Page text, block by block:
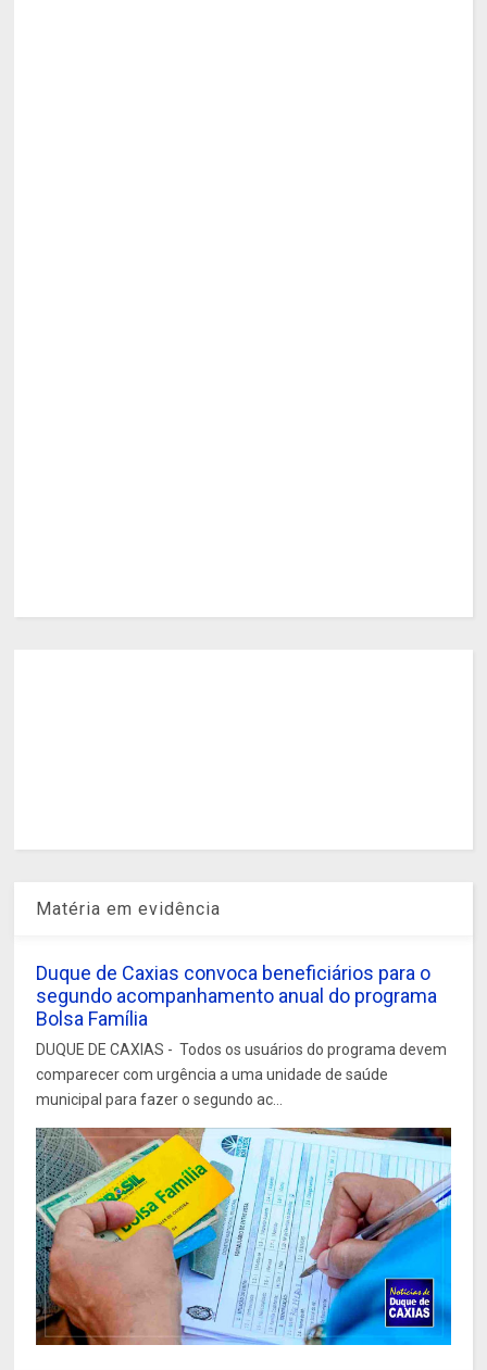
Matéria em evidência
Duque de Caxias convoca beneficiários para o
segundo acompanhamento anual do programa
Bolsa Família
DUQUE DE CAXIAS - Todos os usuários do programa devem
comparecer com urgência a uma unidade de saúde
municipal para fazer o segundo ac...